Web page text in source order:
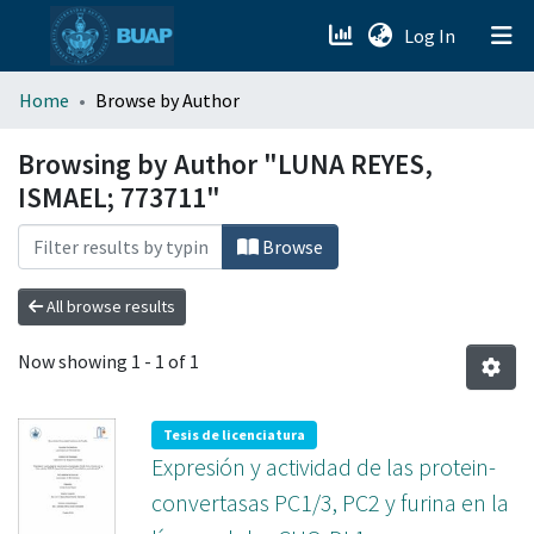
Log In (current)
menu.section.about_menu
All of DSpace
Home Browse by Author
Browsing by Author "LUNA REYES,
ISMAEL; 773711"
Browse
All browse results
Now showing 1 - 1 of 1
Tesis de licenciatura
Expresión y actividad de las protein-
convertasas PC1/3, PC2 y furina en la